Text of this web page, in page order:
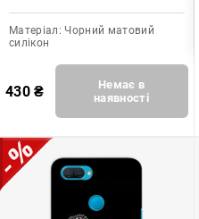
Матеріал: Чорний матовий
силікон
430₴
Немає в
наявності